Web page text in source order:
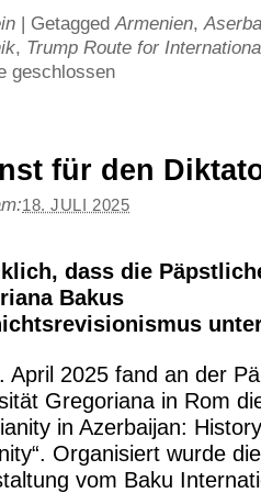
| GetaggedArmenien,
, Trump Route for
geschlossen
für den
18. JULI 2025
dass die
Bakus
April 2025 fand an der
Gregoriana in Rom
in Azerbaijan:
Organisiert wurde die
vom Baku